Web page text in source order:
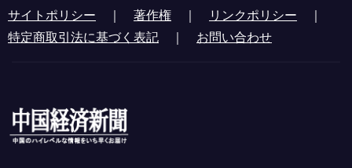
サイトポリシー ｜ 著作権 ｜ リンクポリシー ｜
特定商取引法に基づく表記 ｜ お問い合わせ